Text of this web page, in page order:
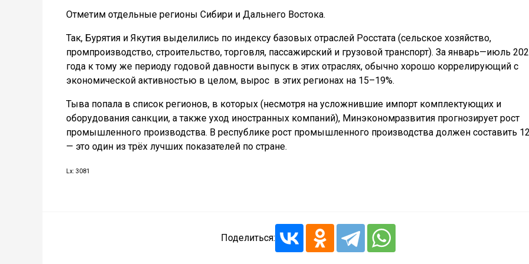
Отметим отдельные регионы Сибири и Дальнего Востока.
Так, Бурятия и Якутия выделились по индексу базовых отраслей Росстата (сельское хозяйство,
промпроизводство, строительство, торговля, пассажирский и грузовой транспорт). За январь—июль
года к тому же периоду годовой давности выпуск в этих отраслях, обычно хорошо коррелирующий с
экономической активностью в целом, вырос в этих регионах на 15–19%.
Тыва попала в список регионов, в которых (несмотря на усложнившие импорт комплектующих и
оборудования санкции, а также уход иностранных компаний), Минэкономразвития прогнозирует рост
промышленного производства. В республике рост промышленного производства должен составить
— это один из трёх лучших показателей по стране.
Lx: 3081
Поделиться: